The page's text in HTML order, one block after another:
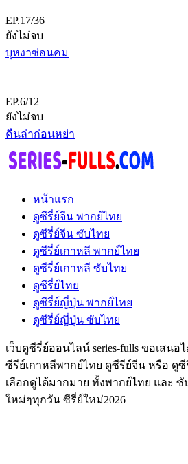
EP.17/36
ยังไม่จบ
บุหงาซ่อนคม
EP.6/12
ยังไม่จบ
คืนล่าก่อนหย่า
หน้าแรก
ดูซีรี่ย์จีน พากย์ไทย
ดูซีรี่ย์จีน ซับไทย
ดูซีรี่ย์เกาหลี พากย์ไทย
ดูซีรี่ย์เกาหลี ซับไทย
ดูซีรี่ย์ไทย
ดูซีรี่ย์ญี่ปุ่น พากย์ไทย
ดูซีรี่ย์ญี่ปุ่น ซับไทย
เว็บดูซีรี่ย์ออนไลน์ series-fulls ขอเสน
ซีรีย์เกาหลีพากย์ไทย ดูซีรีย์จีน หรือ ดู
เลือกดูได้มากมาย ทั้งพากย์ไทย และ ซั
ใหม่ๆทุกวัน ซีรี่ย์ใหม่2026